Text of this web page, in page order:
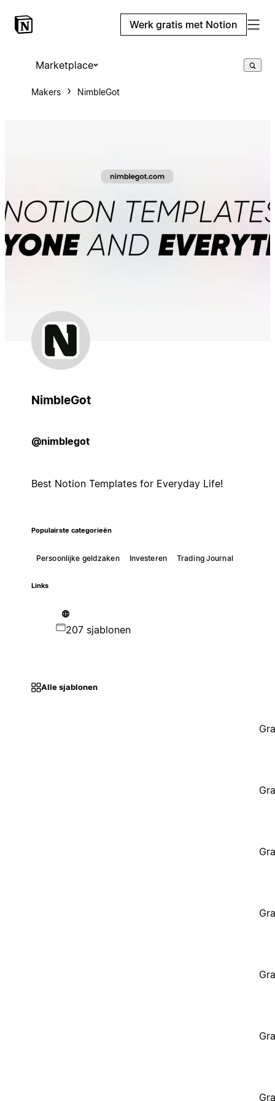
Werk gratis met Notion
Marketplace
Makers NimbleGot
NimbleGot
@nimblegot
Best Notion Templates for Everyday Life!
Populairste categorieën
Persoonlijke geldzaken Investeren Trading Journal
Links
207 sjablonen
Alle sjablonen